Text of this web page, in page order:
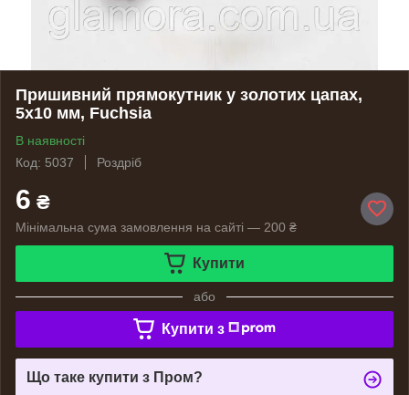
Пришивний прямокутник у золотих цапах,
5x10 мм, Fuchsia
В наявності
Код: 5037
Роздріб
6 ₴
Мінімальна сума замовлення на сайті — 200 ₴
Купити
або
Купити з
Що таке купити з Пром?